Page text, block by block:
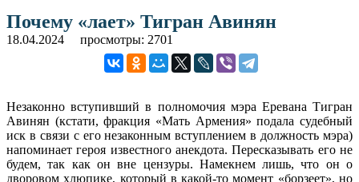
Почему «лает» Тигран Авинян
18.04.2024 просмотры: 2701
Незаконно вступивший в полномочия мэра Еревана Тигран
Авинян (кстати, фракция «Мать Армения» подала судебный
иск в связи с его незаконным вступлением в должность мэра)
напоминает героя известного анекдота. Пересказывать его не
будем, так как он вне цензуры. Намекнем лишь, что он о
дворовом хлюпике, который в какой-то момент «борзеет», но